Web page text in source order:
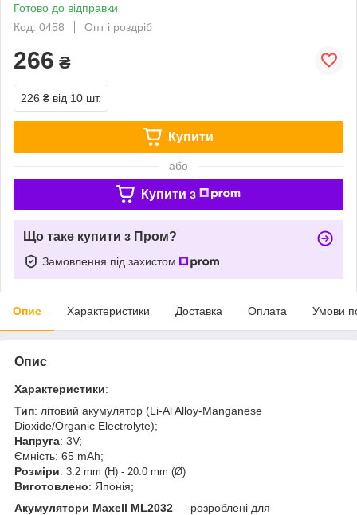
Готово до відправки
Код: 0458
Опт і роздріб
266 ₴
226 ₴ від 10 шт.
Купити
або
Купити з
Що таке купити з Пром?
Замовлення під захистом
Опис Характеристики Доставка Оплата Умови
Опис
Характеристики:
Тип: літовий акумулятор (Li-Al Alloy-Manganese
Dioxide/Organic Electrolyte);
Напруга: 3V;
Ємність: 65 mAh;
Розміри: 3.2 mm (H) - 20.0 mm (Ø)
Виготовлено: Японія;
Акумулятори Maxell ML2032 — розроблені для